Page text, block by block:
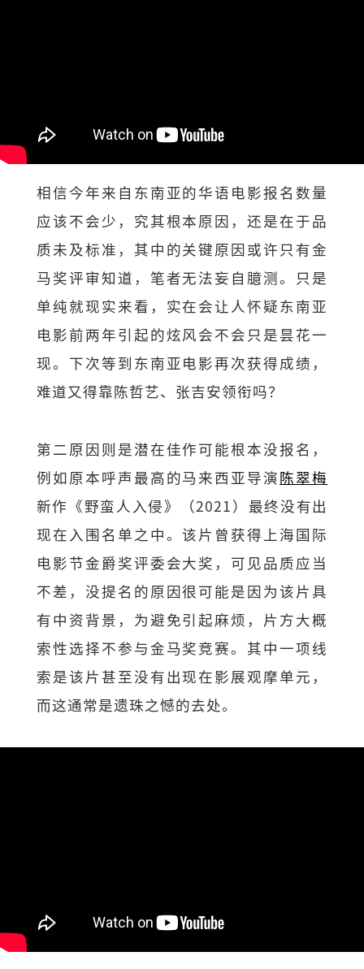
相信今年来自东南亚的华语电影报名数量
应该不会少，究其根本原因，还是在于品
质未及标准，其中的关键原因或许只有金
马奖评审知道，笔者无法妄自臆测。只是
单纯就现实来看，实在会让人怀疑东南亚
电影前两年引起的炫风会不会只是昙花一
现。下次等到东南亚电影再次获得成绩，
难道又得靠陈哲艺、张吉安领衔吗？
第二原因则是潜在佳作可能根本没报名，
例如原本呼声最高的马来西亚导演陈翠梅
新作《野蛮人入侵》（2021）最终没有出
现在入围名单之中。该片曾获得上海国际
电影节金爵奖评委会大奖，可见品质应当
不差，没提名的原因很可能是因为该片具
有中资背景，为避免引起麻烦，片方大概
索性选择不参与金马奖竞赛。其中一项线
索是该片甚至没有出现在影展观摩单元，
而这通常是遗珠之憾的去处。